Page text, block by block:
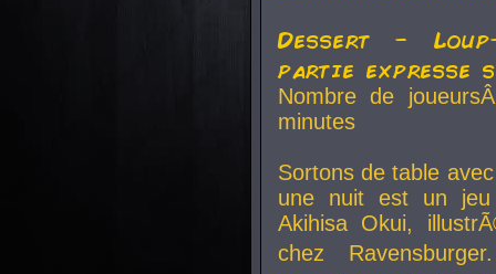
Dessert -
partie expresse
Nombre de
minutes
Sortons de table
une nuit est un
Akihisa Okui,
chez